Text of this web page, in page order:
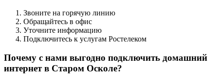
Звоните на горячую линию
Обращайтесь в офис
Уточните информацию
Подключитесь к услугам Ростелеком
Почему с нами выгодно подключить домашний
интернет в Старом Осколе?